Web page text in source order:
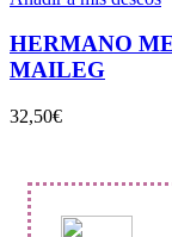
HERMANO
MAILEG
32,50€